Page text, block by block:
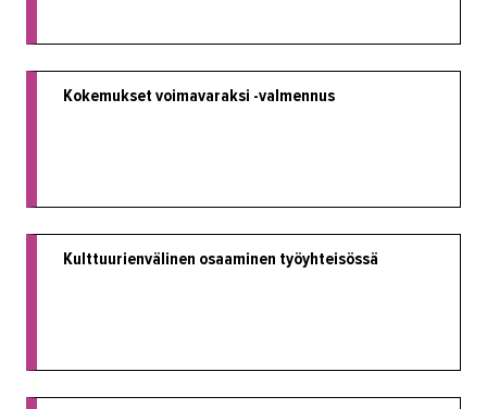
Koulutusopas
YRITYKSILLE
Kokemukset voimavaraksi -valmennus
Kulttuurienvälinen osaaminen työyhteisössä